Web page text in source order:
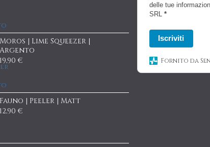
Moros | Lime Squeezer |
Argento
19,90 €
Fauno | Peeler | Matt
12,90 €
delle tue
SRL *
Iscriviti
Fornito da